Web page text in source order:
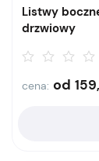
Listwy
drzwiowy
cena: od